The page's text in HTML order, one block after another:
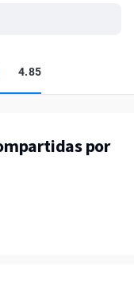
4.85
por